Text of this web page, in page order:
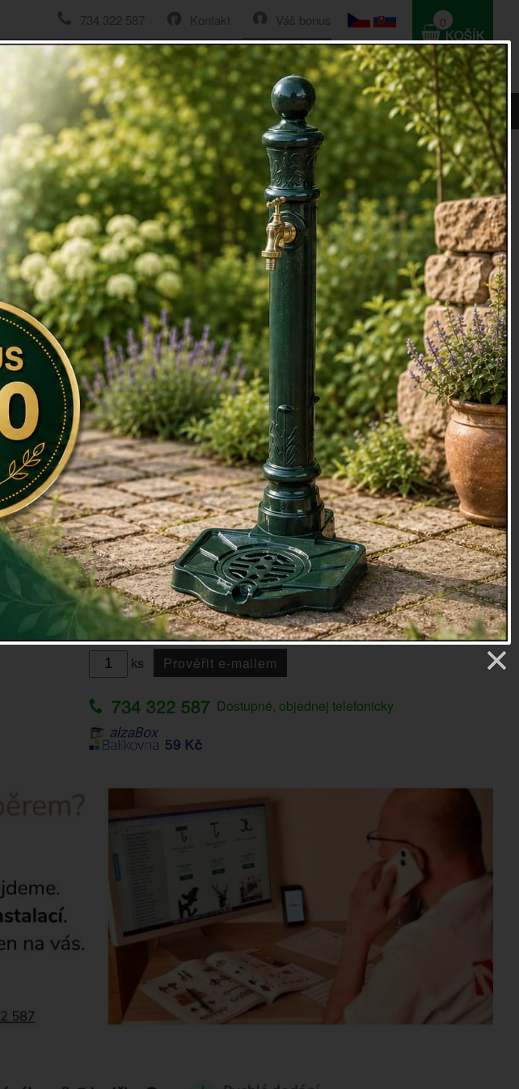
Váš bonus
Kontakt
734 322 587
HLEDAT
0
0 Kč
Zahradní socha slepice 19,8cm bílá
Zahradní socha slepice 19,8cm bílá
Zahradní sochav podobě bílé slepičky na podstavci
Zahradní socha bude na vaší zahradě nebo předzahrádce dělat
opravdovou parádu. Navíc je na pobyt venku přizpůsobená materiálem
- je odolná nejen proti UV záření, ale i mrazu.
Rozměry: 10,9 x 17,6 x 19,8 cm
Materiál: polyresin
Záruka: 2 roky
Kód:E1377-B
Další parametry
Cena: 851 Kč
ks Prověřit e-mailem
Dostupné, objednej telefonicky